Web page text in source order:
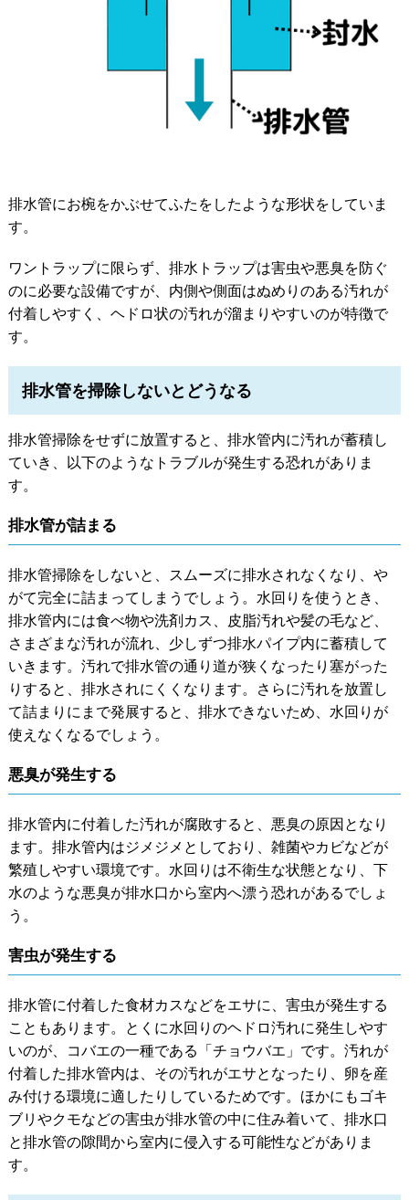
排水管にお椀をかぶせてふたをしたような形状をしていま
す。
ワントラップに限らず、排水トラップは害虫や悪臭を防ぐ
のに必要な設備ですが、内側や側面はぬめりのある汚れが
付着しやすく、ヘドロ状の汚れが溜まりやすいのが特徴で
す。
排水管を掃除しないとどうなる
排水管掃除をせずに放置すると、排水管内に汚れが蓄積し
ていき、以下のようなトラブルが発生する恐れがありま
す。
排水管が詰まる
排水管掃除をしないと、スムーズに排水されなくなり、や
がて完全に詰まってしまうでしょう。水回りを使うとき、
排水管内には食べ物や洗剤カス、皮脂汚れや髪の毛など、
さまざまな汚れが流れ、少しずつ排水パイプ内に蓄積して
いきます。汚れで排水管の通り道が狭くなったり塞がった
りすると、排水されにくくなります。さらに汚れを放置し
て詰まりにまで発展すると、排水できないため、水回りが
使えなくなるでしょう。
悪臭が発生する
排水管内に付着した汚れが腐敗すると、悪臭の原因となり
ます。排水管内はジメジメとしており、雑菌やカビなどが
繁殖しやすい環境です。水回りは不衛生な状態となり、下
水のような悪臭が排水口から室内へ漂う恐れがあるでしょ
う。
害虫が発生する
排水管に付着した食材カスなどをエサに、害虫が発生する
こともあります。とくに水回りのヘドロ汚れに発生しやす
いのが、コバエの一種である「チョウバエ」です。汚れが
付着した排水管内は、その汚れがエサとなったり、卵を産
み付ける環境に適したりしているためです。ほかにもゴキ
ブリやクモなどの害虫が排水管の中に住み着いて、排水口
と排水管の隙間から室内に侵入する可能性などがありま
す。